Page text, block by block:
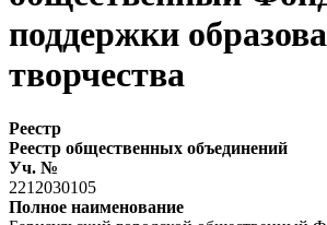
поддержки
творчества
Реестр
Реестр общественных объединений
Уч. №
2212030105
Полное наименование